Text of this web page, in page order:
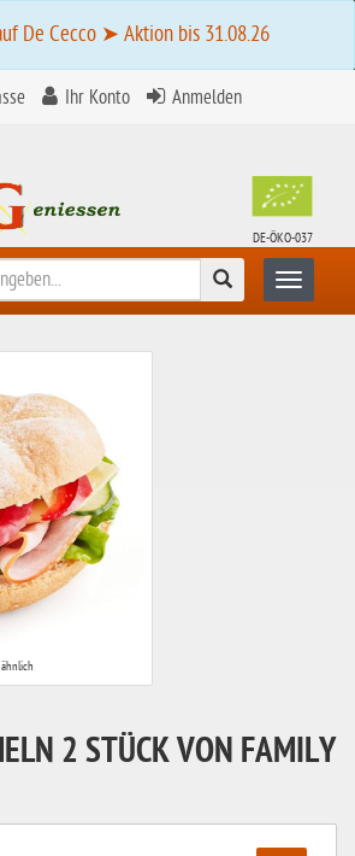
De Cecco ➤ Aktion bis 31.08.26
Ihr Konto Anmelden
DE-ÖKO-037
Suchen Toggle
2 STÜCK VON FAMILY